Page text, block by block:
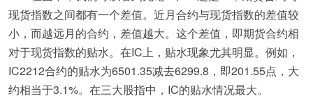
现货指数之间都有一个差值。近月合约与现货指数的差值较
小，而越远月的合约，差值越大。这个差值，即期货合约相
对于现货指数的贴水。在IC上，贴水现象尤其明显。例如，
IC2212合约的贴水为6501.35减去6299.8，即201.55点，大
约相当于3.1%。在三大股指中，IC的贴水情况最大。